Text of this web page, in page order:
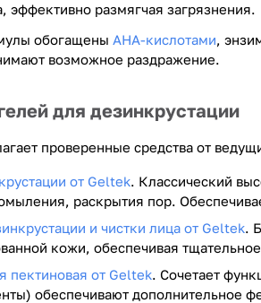
эффективно размягчая загрязнения.
обогащены AHA-кислотами,
возможное раздражение.
для дезинкрустации
проверенные средства от
от Geltek. Классический
раскрытия пор.
и чистки лица от Geltek.
кожи, обеспечивая
пектиновая от Geltek. Сочетает
обеспечивают дополнительное